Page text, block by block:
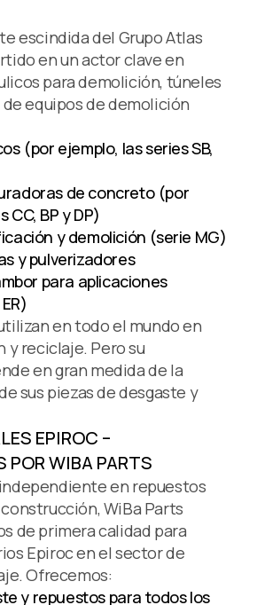
escindida del Grupo Atlas
en un actor clave en
para demolición, túneles
equipos de demolición
(por ejemplo, las series SB,
de concreto (por
CC, BP y DP)
y demolición (serie MG)
y pulverizadores
para aplicaciones
en todo el mundo en
reciclaje. Pero su
en gran medida de la
sus piezas de desgaste y
EPIROC –
POR WIBA PARTS
en repuestos
WiBa Parts
de primera calidad para
Epiroc en el sector de
Ofrecemos:
y repuestos para todos los